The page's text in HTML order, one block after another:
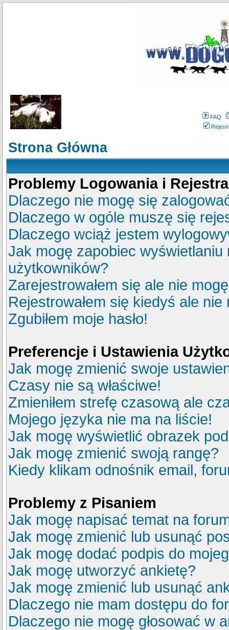
FAQ
Strona Główna
Problemy Logowania i
Dlaczego nie mogę się
Dlaczego w ogóle muszę się
Dlaczego wciąż jestem
Jak mogę zapobiec
użytkowników?
Zarejestrowałem się ale nie
Rejestrowałem się kiedyś ale
Zgubiłem moje hasło!
Preferencje i Ustawienia
Jak mogę zmienić swoje
Czasy nie są właściwe!
Zmieniłem strefę czasową ale
Mojego języka nie ma na liście!
Jak mogę wyświetlić obrazek
Jak mogę zmienić swoją rangę?
Kiedy klikam odnośnik email,
Problemy z Pisaniem
Jak mogę napisać temat na
Jak mogę zmienić lub usunąć
Jak mogę dodać podpis do
Jak mogę utworzyć ankietę?
Jak mogę zmienić lub usunąć
Dlaczego nie mam dostępu do
Dlaczego nie mogę głosować w